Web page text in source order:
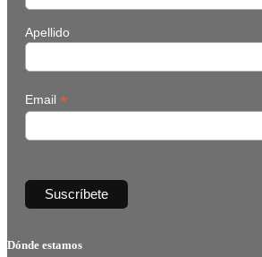
Apellido
Email *
Dónde estamos